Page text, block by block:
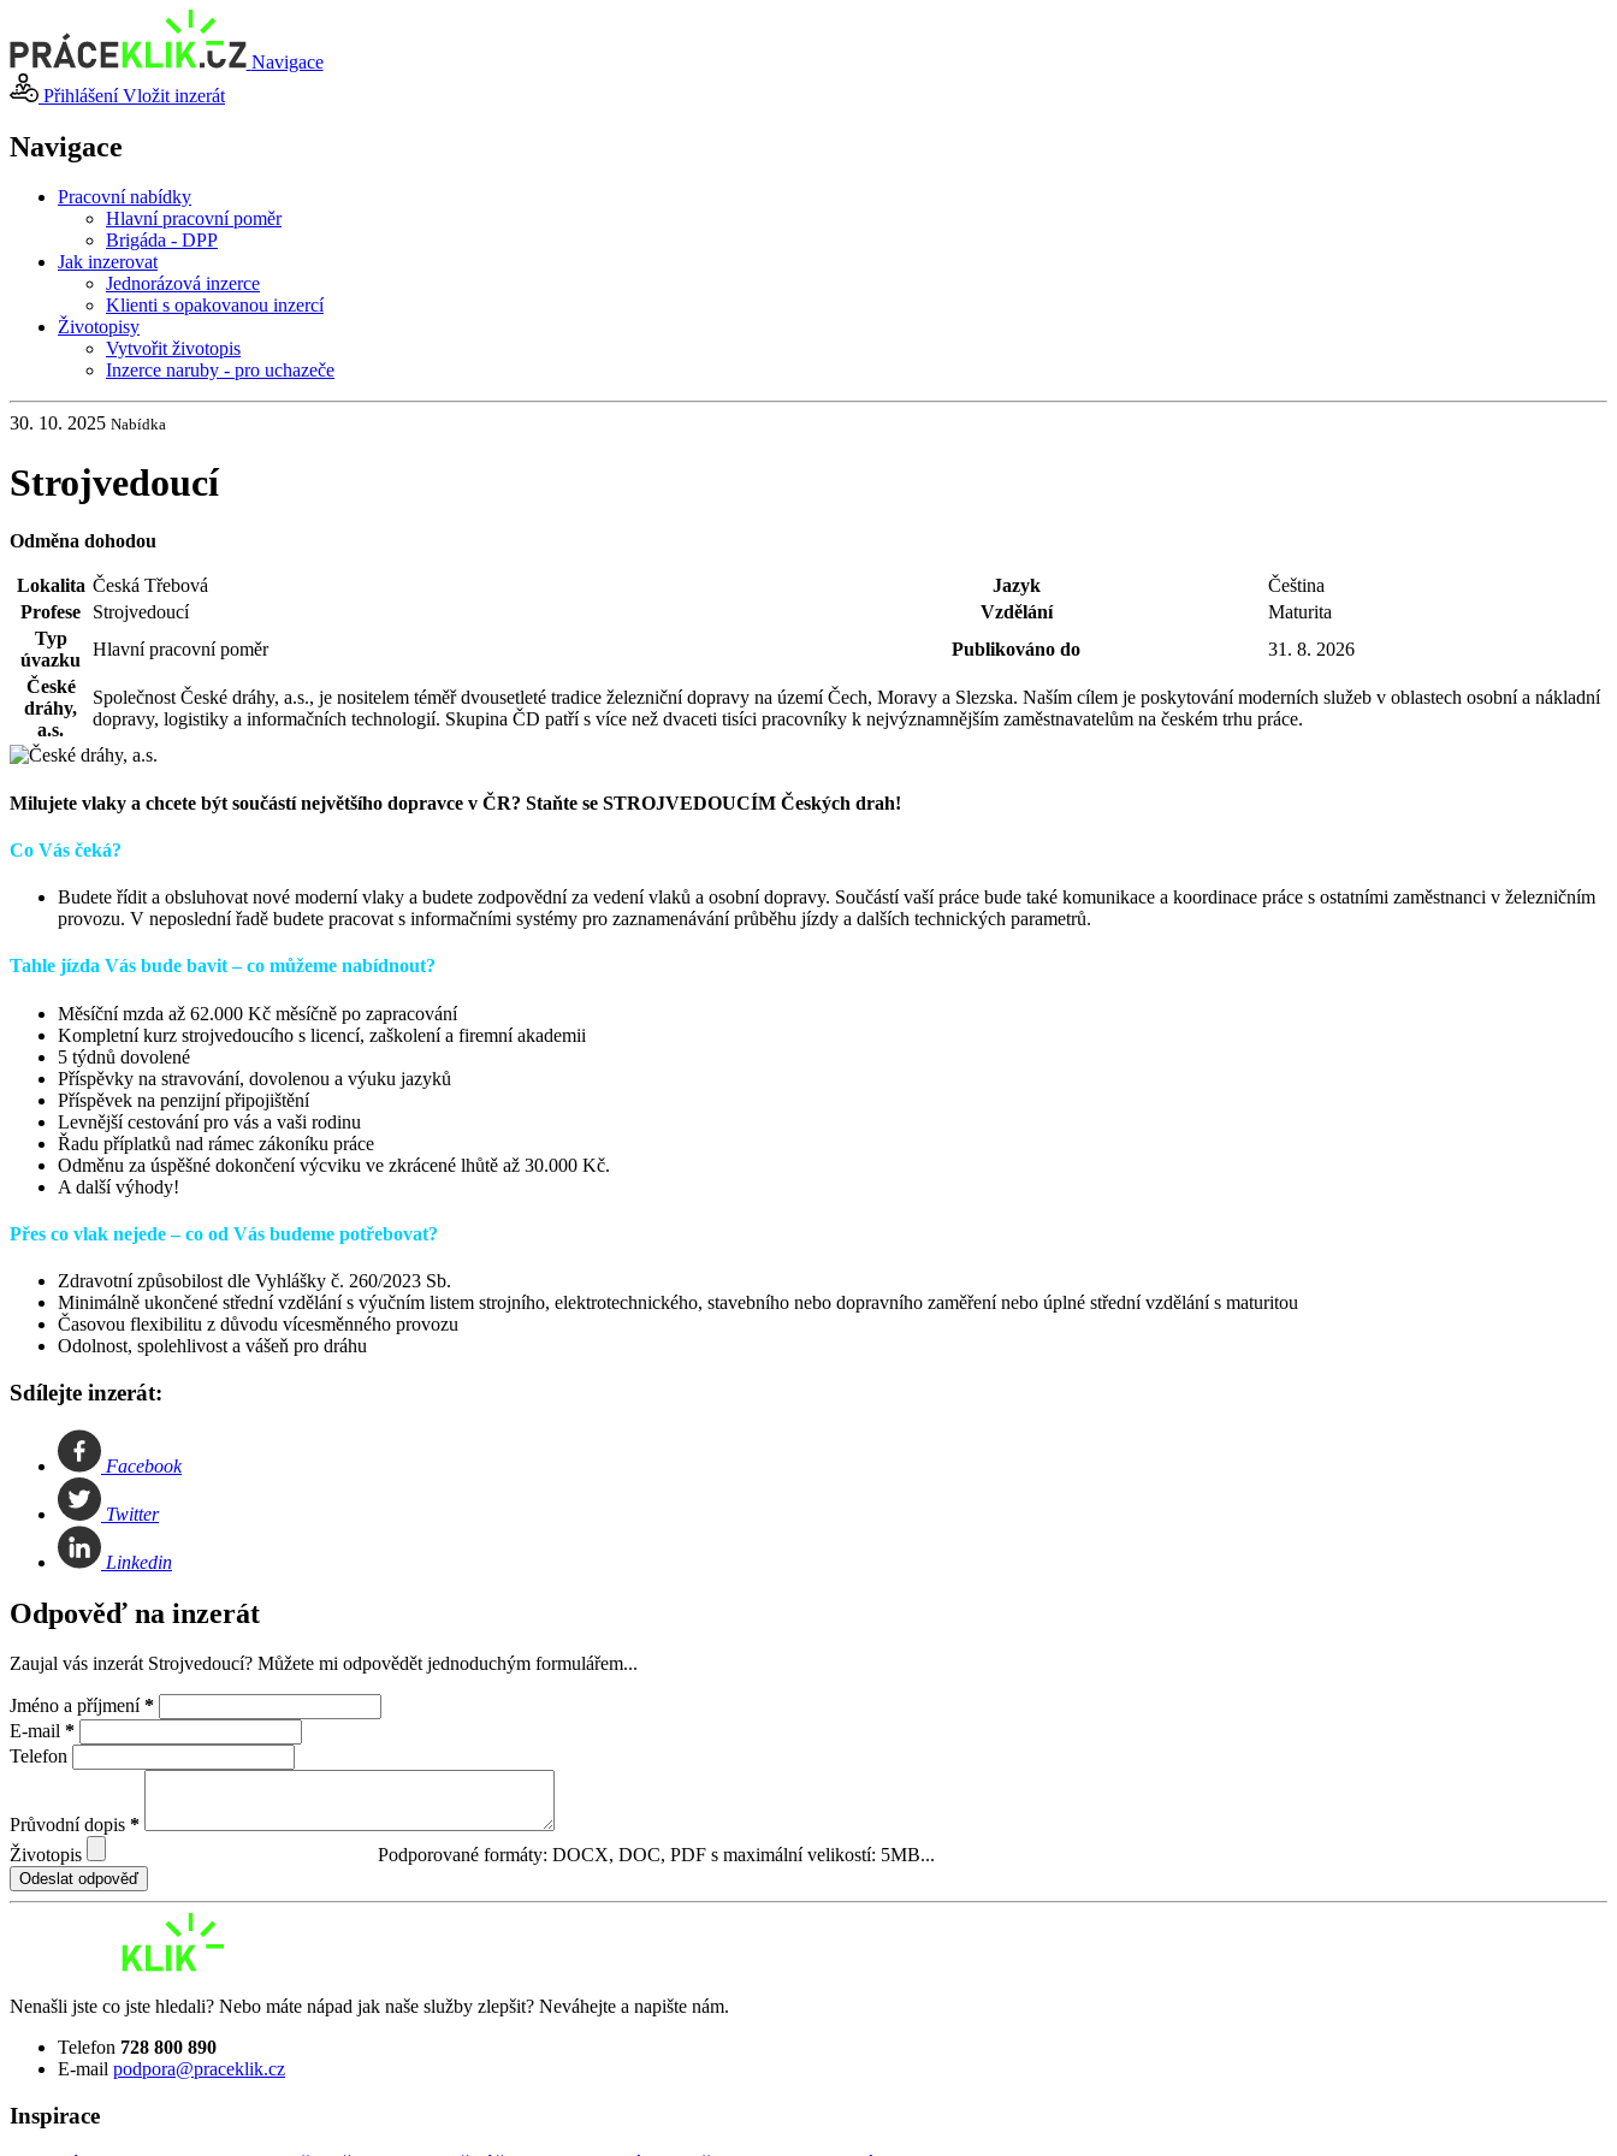
Navigace
PřihlášeníVložit inzerát
Navigace
Pracovní nabídky
Hlavní pracovní poměr
Brigáda - DPP
Jak inzerovat
Jednorázová inzerce
Klienti s opakovanou inzercí
Životopisy
Vytvořit životopis
Inzerce naruby - pro uchazeče
30. 10. 2025 Nabídka
Strojvedoucí
Odměna dohodou
Lokalita Česká Třebová Jazyk
Čeština
Profese
Strojvedoucí Vzdělání
Maturita
Typ
úvazku
Hlavní pracovní poměr Publikováno do
31. 8. 2026
České
dráhy,
a.s.
Společnost České dráhy, a.s., je nositelem téměř dvousetleté tradice železniční dopravy na území Čech, Moravy a Slezska. Naším cílem je poskytování moderních služeb v oblastech osobní a nákladní
dopravy, logistiky a informačních technologií. Skupina ČD patří s více než dvaceti tisíci pracovníky k nejvýznamnějším zaměstnavatelům na českém trhu práce.
Milujete vlaky a chcete být součástí největšího dopravce v ČR? Staňte se STROJVEDOUCÍM Českých drah!
Co Vás čeká?
Budete řídit a obsluhovat nové moderní vlaky a budete zodpovědní za vedení vlaků a osobní dopravy. Součástí vaší práce bude také komunikace a koordinace práce s ostatními zaměstnanci v železničním
provozu. V neposlední řadě budete pracovat s informačními systémy pro zaznamenávání průběhu jízdy a dalších technických parametrů.
Tahle jízda Vás bude bavit – co můžeme nabídnout?
Měsíční mzda až 62.000 Kč měsíčně po zapracování
Kompletní kurz strojvedoucího s licencí, zaškolení a firemní akademii
5 týdnů dovolené
Příspěvky na stravování, dovolenou a výuku jazyků
Příspěvek na penzijní připojištění
Levnější cestování pro vás a vaši rodinu
Řadu příplatků nad rámec zákoníku práce
Odměnu za úspěšné dokončení výcviku ve zkrácené lhůtě až 30.000 Kč.
A další výhody!
Přes co vlak nejede – co od Vás budeme potřebovat?
Zdravotní způsobilost dle Vyhlášky č. 260/2023 Sb.
Minimálně ukončené střední vzdělání s výučním listem strojního, elektrotechnického, stavebního nebo dopravního zaměření nebo úplné střední vzdělání s maturitou
Časovou flexibilitu z důvodu vícesměnného provozu
Odolnost, spolehlivost a vášeň pro dráhu
Sdílejte inzerát:
Facebook
Twitter
Linkedin
Odpověď na inzerát
Zaujal vás inzerát Strojvedoucí? Můžete mi odpovědět jednoduchým formulářem...
Jméno a příjmení *
E-mail *
Telefon
Průvodní dopis *
Životopis
Podporované formáty: DOCX, DOC, PDF s maximální velikostí: 5MB...
Odeslat odpověď
Nenašli jste co jste hledali? Nebo máte nápad jak naše služby zlepšit? Neváhejte a napište nám.
Telefon 728 800 890
E-mail podpora@praceklik.cz
Inspirace